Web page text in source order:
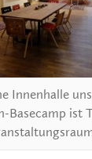
Innenhalle
Basecamp ist